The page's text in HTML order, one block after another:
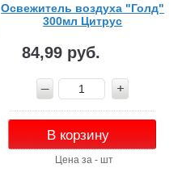
Освежитель воздуха "Голд"
300мл Цитрус
84,99 руб.
В корзину
Цена за - шт